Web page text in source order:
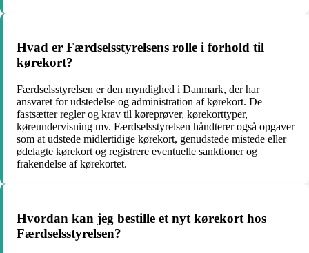
Hvad er Færdselsstyrelsens rolle i forhold til
kørekort?
Færdselsstyrelsen er den myndighed i Danmark, der har
ansvaret for udstedelse og administration af kørekort. De
fastsætter regler og krav til køreprøver, kørekorttyper,
køreundervisning mv. Færdselsstyrelsen håndterer også opgaver
som at udstede midlertidige kørekort, genudstede mistede eller
ødelagte kørekort og registrere eventuelle sanktioner og
frakendelse af kørekortet.
Hvordan kan jeg bestille et nyt kørekort hos
Færdselsstyrelsen?